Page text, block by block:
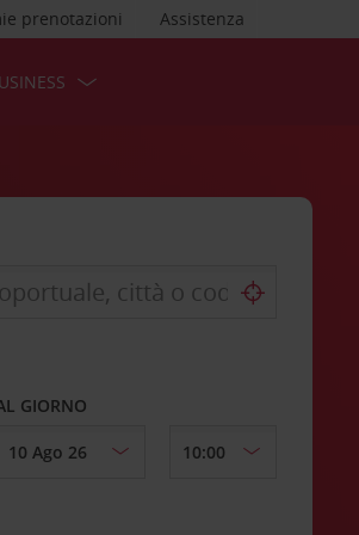
Assistenza
prenotazioni
GIORNO